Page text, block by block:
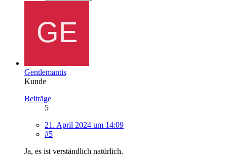
Gentlemantis
Kunde
Beiträge
5
21. April 2024 um 14:09
#5
Ja, es ist verständlich natürlich.